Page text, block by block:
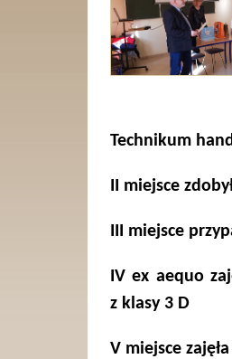
Technikum
II miejsce
III miejsce
IV ex aequo
z klasy 3 D
V miejsce